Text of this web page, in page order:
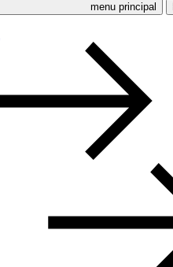
menu principal